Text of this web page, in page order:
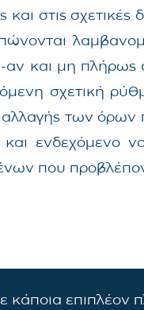
στις σχετικές
αν και μη
σχετική
αλλαγής των
ενδεχόμενο
που
κάποια επιπλέον